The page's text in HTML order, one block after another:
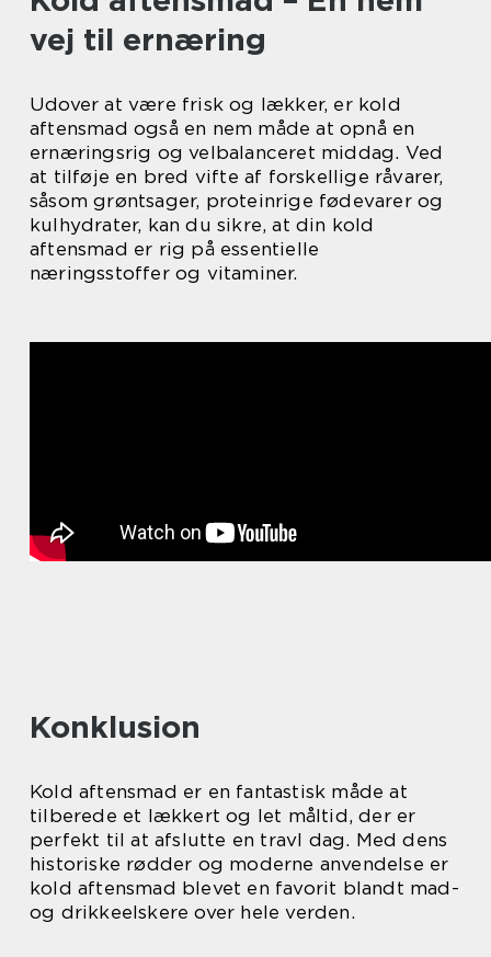
vej til ernæring
Udover at være frisk og lækker, er kold
aftensmad også en nem måde at opnå en
ernæringsrig og velbalanceret middag. Ved
at tilføje en bred vifte af forskellige råvarer,
såsom grøntsager, proteinrige fødevarer og
kulhydrater, kan du sikre, at din kold
aftensmad er rig på essentielle
næringsstoffer og vitaminer.
Konklusion
Kold aftensmad er en fantastisk måde at
tilberede et lækkert og let måltid, der er
perfekt til at afslutte en travl dag. Med dens
historiske rødder og moderne anvendelse er
kold aftensmad blevet en favorit blandt mad-
og drikkeelskere over hele verden.